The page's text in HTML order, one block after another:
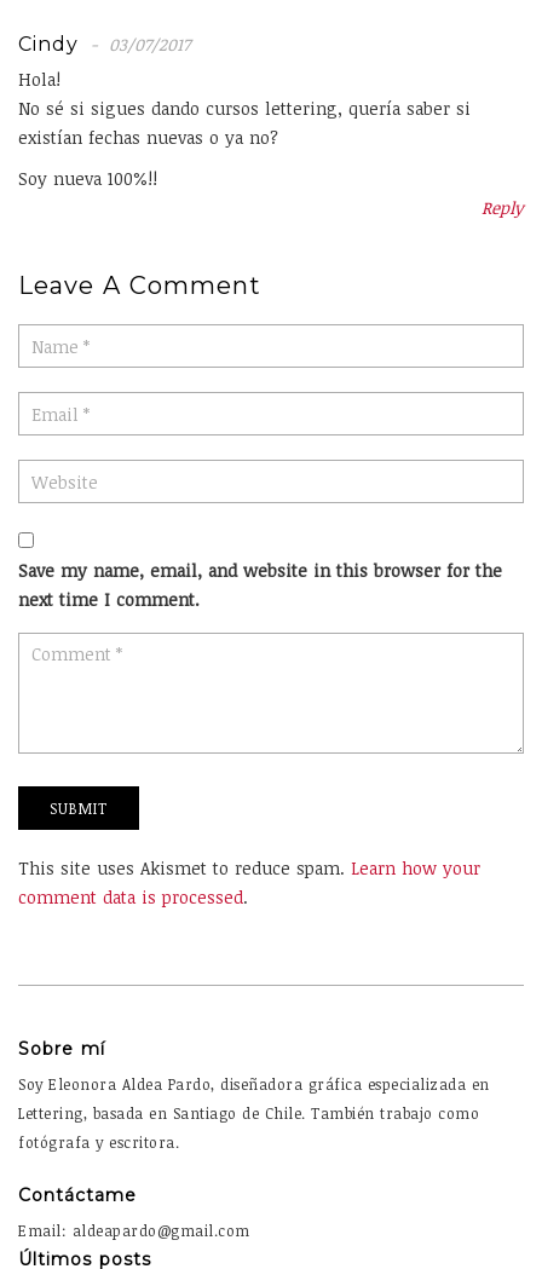
Cindy
03/07/2017
Hola!
No sé si sigues dando cursos lettering, quería saber si
existían fechas nuevas o ya no?
Soy nueva 100%!!
Reply
Leave A Comment
Save my name, email, and website in this browser for the
next time I comment.
This site uses Akismet to reduce spam. Learn how your
comment data is processed.
Sobre mí
Soy Eleonora Aldea Pardo, diseñadora gráfica especializada en
Lettering, basada en Santiago de Chile. También trabajo como
fotógrafa y escritora.
Contáctame
Email: aldeapardo@gmail.com
Últimos posts